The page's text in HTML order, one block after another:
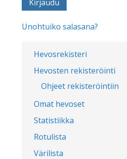
Hevosrekisteri
Hevosten rekisteröinti
Ohjeet rekisteröintiin
Omat hevoset
Statistiikka
Rotulista
Värilista
Unohtuiko salasana?